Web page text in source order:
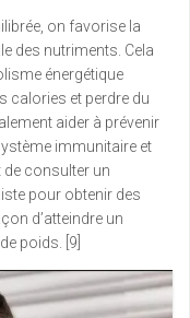
on favorise la
des nutriments. Cela
énergétique
calories et perdre du
aider à prévenir
immunitaire et
de consulter un
pour obtenir des
d’atteindre un
poids. [9]